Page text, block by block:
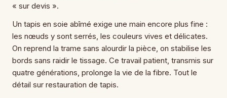
« sur devis ».
Un tapis en soie abîmé exige une main encore plus fine :
les nœuds y sont serrés, les couleurs vives et délicates.
On reprend la trame sans alourdir la pièce, on stabilise les
bords sans raidir le tissage. Ce travail patient, transmis sur
quatre générations, prolonge la vie de la fibre. Tout le
détail sur restauration de tapis.